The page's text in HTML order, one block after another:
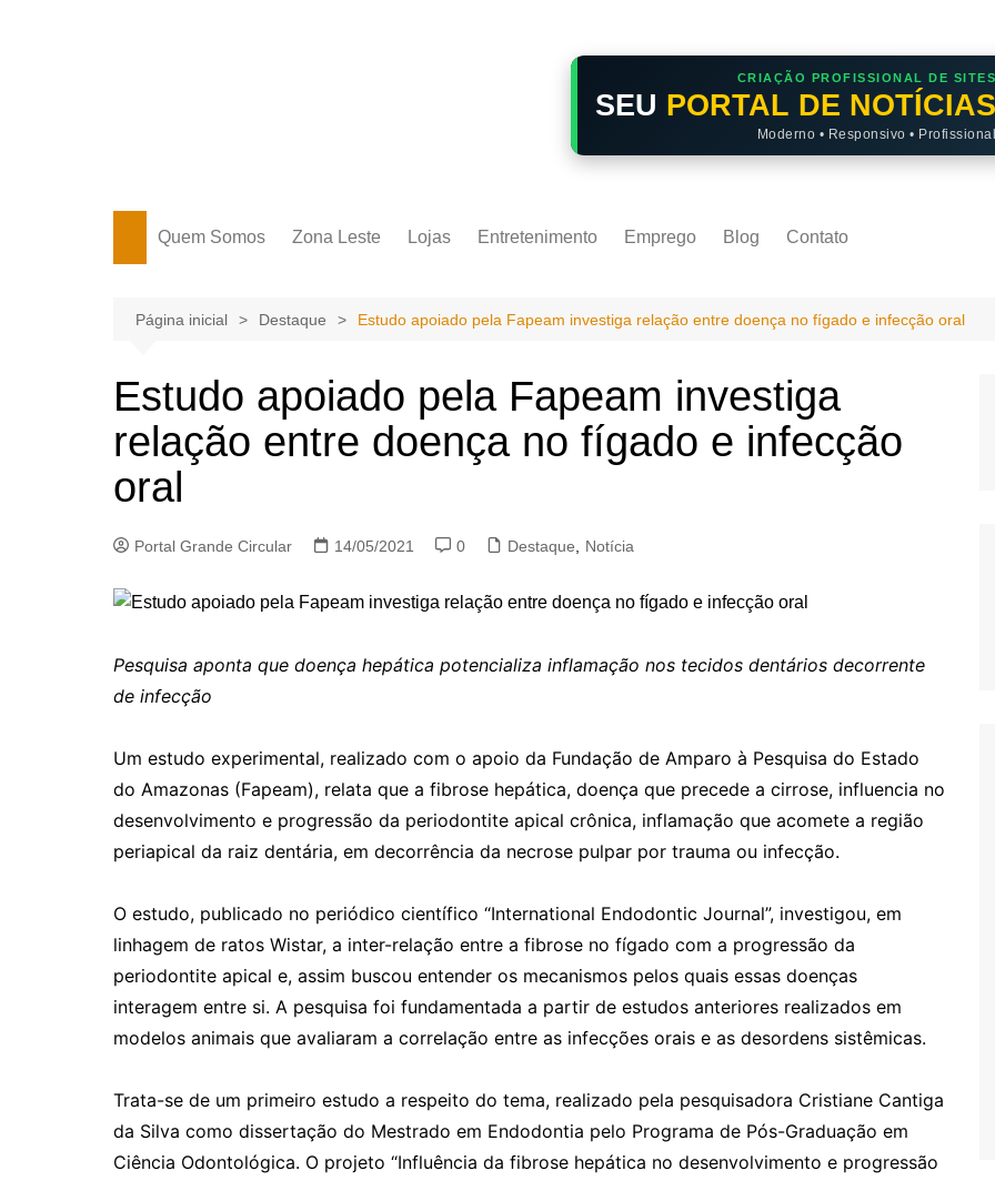
CRIAÇÃO PROFISSIONAL DE SITES
SEU PORTAL DE NOTÍCIAS
Moderno • Responsivo • Profissional
Quem Somos Zona Leste Lojas Entretenimento Emprego Blog Contato
Página inicial Destaque Estudo apoiado pela Fapeam investiga relação entre doença no fígado e infecção oral
Estudo apoiado pela Fapeam investiga
relação entre doença no fígado e infecção
oral
Portal Grande Circular 14/05/2021 0 Destaque Notícia
Pesquisa aponta que doença hepática potencializa inflamação nos tecidos dentários decorrente
de infecção
Um estudo experimental, realizado com o apoio da Fundação de Amparo à Pesquisa do Estado
do Amazonas (Fapeam), relata que a fibrose hepática, doença que precede a cirrose, influencia no
desenvolvimento e progressão da periodontite apical crônica, inflamação que acomete a região
periapical da raiz dentária, em decorrência da necrose pulpar por trauma ou infecção.
O estudo, publicado no periódico científico “International Endodontic Journal”, investigou, em
linhagem de ratos Wistar, a inter-relação entre a fibrose no fígado com a progressão da
periodontite apical e, assim buscou entender os mecanismos pelos quais essas doenças
interagem entre si. A pesquisa foi fundamentada a partir de estudos anteriores realizados em
modelos animais que avaliaram a correlação entre as infecções orais e as desordens sistêmicas.
Trata-se de um primeiro estudo a respeito do tema, realizado pela pesquisadora Cristiane Cantiga
da Silva como dissertação do Mestrado em Endodontia pelo Programa de Pós-Graduação em
Ciência Odontológica. O projeto “Influência da fibrose hepática no desenvolvimento e progressão